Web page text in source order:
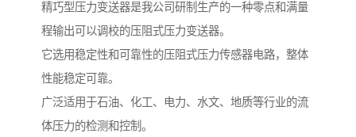
精巧型压力变送器是我公司研制生产的一种零点和满量
程输出可以调校的压阻式压力变送器。
它选用稳定性和可靠性的压阻式压力传感器电路，整体
性能稳定可靠。
广泛适用于石油、化工、电力、水文、地质等行业的流
体压力的检测和控制。